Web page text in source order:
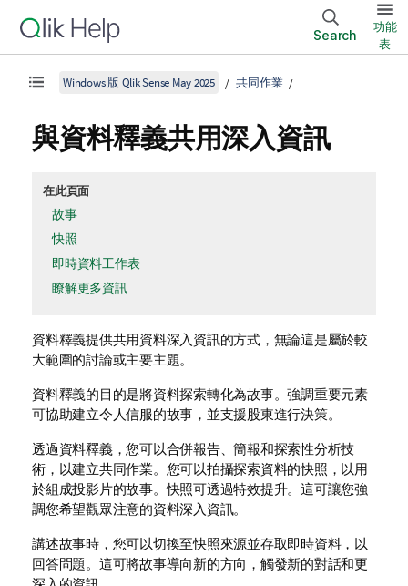
Search
功能
表
Windows 版 Qlik Sense May 2025 共同作業
與資料釋義共用深入資訊
在此頁面
故事
快照
即時資料工作表
瞭解更多資訊
資料釋義提供共用資料深入資訊的方式，無論這是屬於較
大範圍的討論或主要主題。
資料釋義的目的是將資料探索轉化為故事。強調重要元素
可協助建立令人信服的故事，並支援股東進行決策。
透過資料釋義，您可以合併報告、簡報和探索性分析技
術，以建立共同作業。您可以拍攝探索資料的快照，以用
於組成投影片的故事。快照可透過特效提升。這可讓您強
調您希望觀眾注意的資料深入資訊。
講述故事時，您可以切換至快照來源並存取即時資料，以
回答問題。這可將故事導向新的方向，觸發新的對話和更